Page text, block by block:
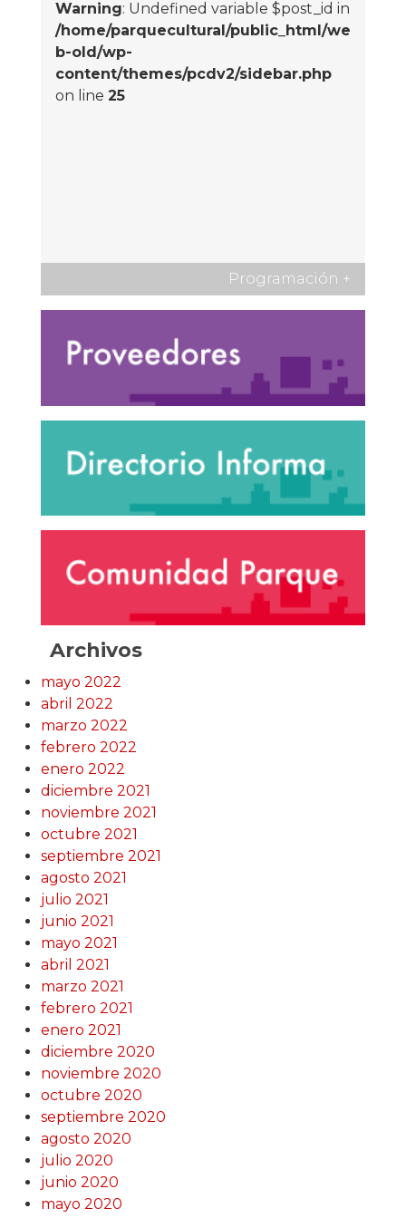
Warning: Undefined variable $post_id in
/home/parquecultural/public_html/we
b-old/wp-
content/themes/pcdv2/sidebar.php
on line 25
Programación +
Archivos
mayo 2022
abril 2022
marzo 2022
febrero 2022
enero 2022
diciembre 2021
noviembre 2021
octubre 2021
septiembre 2021
agosto 2021
julio 2021
junio 2021
mayo 2021
abril 2021
marzo 2021
febrero 2021
enero 2021
diciembre 2020
noviembre 2020
octubre 2020
septiembre 2020
agosto 2020
julio 2020
junio 2020
mayo 2020